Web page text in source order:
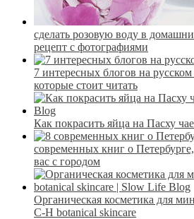
сделать розовую воду в
рецепт с фотографиями
7 интересных блогов на русском
которые стоит читать
Как покрасить яйца на Пасху
современных книг о
вас с городом
Органическая косметика для
C-H botanical skincare